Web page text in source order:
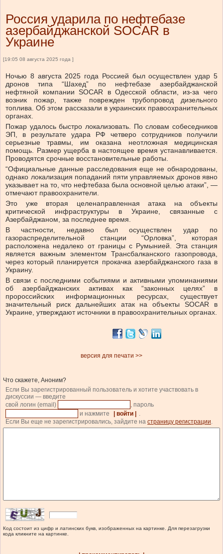
Россия ударила по нефтебазе
азербайджанской SOCAR в
Украине
[19:05 08 августа 2025 года ]
Ночью 8 августа 2025 года Россией был осуществлен удар 5
дронов типа “Шахед” по нефтебазе азербайджанской
нефтяной компанииSOCAR в Одесской области, из-за чего
возник пожар, также поврежден трубопровод дизельного
топлива. Об этом рассказали в украинских правоохранительных
органах.
Пожар удалось быстро локализовать. По словам собеседников
ЭП, в результате удара РФ четверо сотрудников получили
серьезные травмы, им оказана неотложная медицинская
помощь. Размер ущерба в настоящее время устанавливается.
Проводятся срочные восстановительные работы.
“Официальные данные расследования еще не обнародованы,
однако локализация попаданий пяти управляемых дронов явно
указывает на то, что нефтебаза была основной целью атаки”, —
отмечают правоохранители.
Это уже вторая целенаправленная атака на объекты
критической инфраструктуры в Украине, связанные с
Азербайджаном, за последнее время.
В частности, недавно был осуществлен удар по
газораспределительной станции “Орловка”, которая
расположена недалеко от границы с Румынией. Эта станция
является важным элементом Трансбалканского газопровода,
через который планируется прокачка азербайджанского газа в
Украину.
В связи с последними событиями и активными упоминаниями
об азербайджанских активах как “законных целях” в
пророссийских информационных ресурсах, существует
значительный риск дальнейших атак на объекты SOCAR в
Украине, утверждают источники в правоохранительных органах.
версия для печати >>
Что скажете, Аноним?
Если Вы зарегистрированный пользователь и хотите участвовать в
дискуссии — введите
свой логин (email)
, пароль
и нажмите
| войти |
.
Если Вы еще не зарегистрировались, зайдите на страницу регистрации.
Код состоит из цифр и латинских букв, изображенных на картинке. Для перезагрузки
кода кликните на картинке.